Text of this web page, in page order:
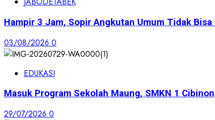
Hampir 3 Jam, Sopir Angkutan Umum Tidak
03/08/2026 0
EDUKASI
Masuk Program Sekolah Maung, SMKN 1
29/07/2026 0